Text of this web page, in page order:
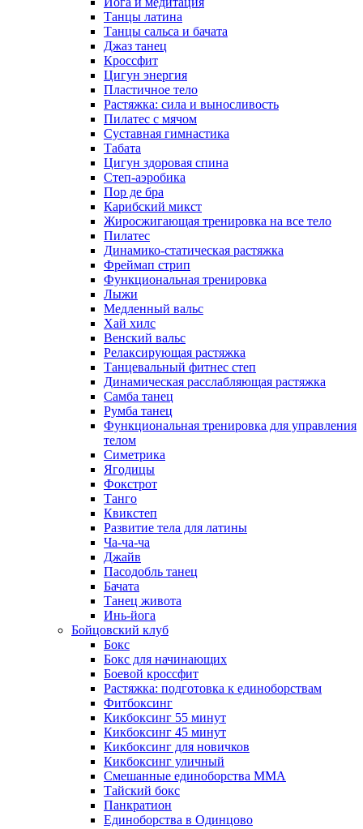
Танцы латина
Танцы сальса и бачата
Джаз танец
Кроссфит
Цигун энергия
Пластичное тело
Растяжка: сила и выносливость
Пилатес с мячом
Суставная гимнастика
Табата
Цигун здоровая спина
Степ-аэробика
Пор де бра
Карибский микст
Жиросжигающая тренировка на все тело
Пилатес
Динамико-статическая растяжка
Фреймап стрип
Функциональная тренировка
Лыжи
Медленный вальс
Хай хилс
Венский вальс
Релаксирующая растяжка
Танцевальный фитнес степ
Динамическая расслабляющая растяжка
Самба танец
Румба танец
Функциональная тренировка для управления
телом
Симетрика
Ягодицы
Фокстрот
Танго
Квикстеп
Развитие тела для латины
Ча-ча-ча
Джайв
Пасодобль танец
Бачата
Танец живота
Инь-йога
Бойцовский клуб
Бокс
Бокс для начинающих
Боевой кроссфит
Растяжка: подготовка к единоборствам
Фитбоксинг
Кикбоксинг 55 минут
Кикбоксинг 45 минут
Кикбоксинг для новичков
Кикбоксинг уличный
Смешанные единоборства ММА
Тайский бокс
Панкратион
Единоборства в Одинцово